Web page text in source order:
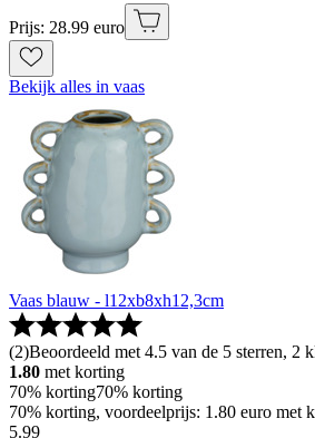
Prijs: 28.99 euro
Bekijk alles in vaas
Vaas blauw - l12xb8xh12,3cm
(2)Beoordeeld met 4.5 van de 5 sterren, 2
1.80 met korting
70% korting70% korting
70% korting, voordeelprijs: 1.80 euro met
5.99